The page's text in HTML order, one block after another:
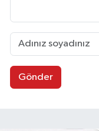
Gönder